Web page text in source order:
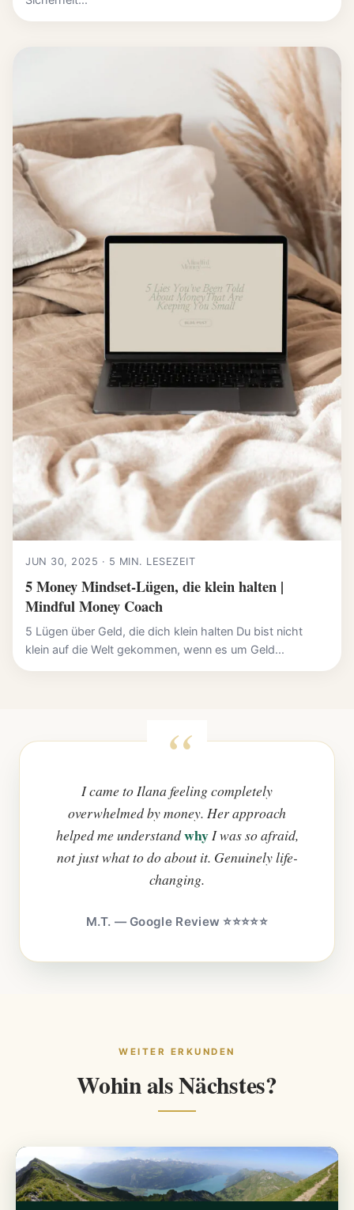
JUN 30, 2025 · 5 MIN. LESEZEIT
5 Money Mindset-Lügen, die klein halten |
Mindful Money Coach
5 Lügen über Geld, die dich klein halten Du bist nicht
klein auf die Welt gekommen, wenn es um Geld...
I came to Ilana feeling completely
overwhelmed by money. Her approach
helped me understandwhyI was so afraid,
not just what to do about it. Genuinely life-
changing.
M.T. — Google Review ⭐⭐⭐⭐⭐
WEITER ERKUNDEN
Wohin als Nächstes?